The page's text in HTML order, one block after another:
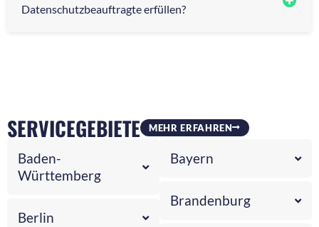
Datenschutzbeauftragte erfüllen?
SERVICEGEBIETE MEHR ERFAHREN
Baden-
Württemberg
Berlin
Bayern
Brandenburg